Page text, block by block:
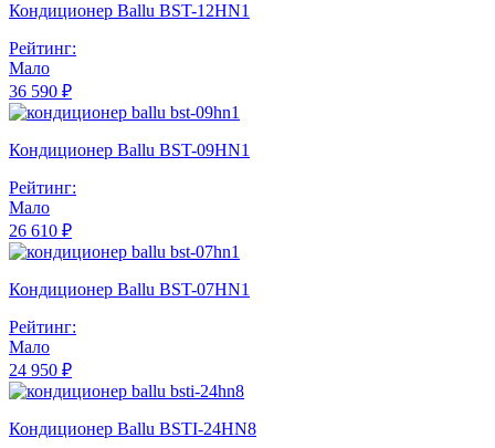
Кондиционер Ballu BST-12HN1
Рейтинг:
Мало
36 590 ₽
Кондиционер Ballu BST-09HN1
Рейтинг:
Мало
26 610 ₽
Кондиционер Ballu BST-07HN1
Рейтинг:
Мало
24 950 ₽
Кондиционер Ballu BSTI-24HN8